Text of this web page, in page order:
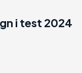
i test 2024